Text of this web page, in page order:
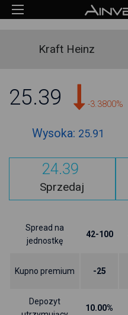
Kraft Heinz
25.39 -3.3800%
Wysoka: 25.91
24.39
Sprzedaj
Spread na
jednostkę
42-100
Kupno premium -25
Depozyt
10.00%